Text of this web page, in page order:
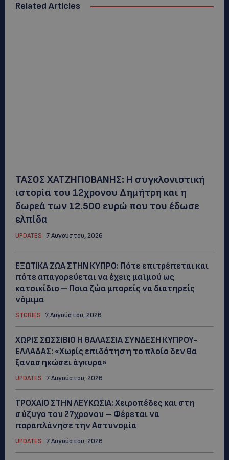
Related Articles
ΤΑΣΟΣ ΧΑΤΖΗΓΙΟΒΑΝΗΣ: Η συγκλονιστική
ιστορία του 12χρονου Δημήτρη και η
δωρεά των 12.500 ευρώ που του έδωσε
ελπίδα
UPDATES 7 Αυγούστου, 2026
ΕΞΩΤΙΚΑ ΖΩΑ ΣΤΗΝ ΚΥΠΡΟ: Πότε επιτρέπεται και
πότε απαγορεύεται να έχεις μαϊμού ως
κατοικίδιο – Ποια ζώα μπορείς να διατηρείς
νόμιμα
STORIES 7 Αυγούστου, 2026
ΧΩΡΙΣ ΣΩΣΣΙΒΙΟ Η ΘΑΛΑΣΣΙΑ ΣΥΝΔΕΣΗ ΚΥΠΡΟΥ-
ΕΛΛΑΔΑΣ: «Χωρίς επιδότηση το πλοίο δεν θα
ξανασηκώσει άγκυρα»
UPDATES 7 Αυγούστου, 2026
ΤΡΟΧΑΙΟ ΣΤΗΝ ΛΕΥΚΩΣΙΑ: Χειροπέδες και στη
σύζυγο του 27χρονου – Φέρεται να
παραπλάνησε την Αστυνομία
UPDATES 7 Αυγούστου, 2026